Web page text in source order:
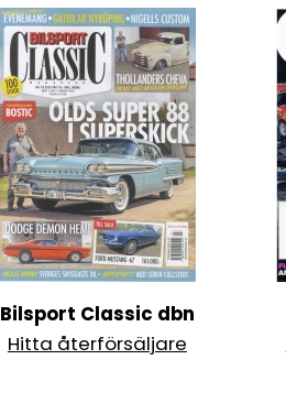
Bilsport Classic dbn
Hitta återförsäljare